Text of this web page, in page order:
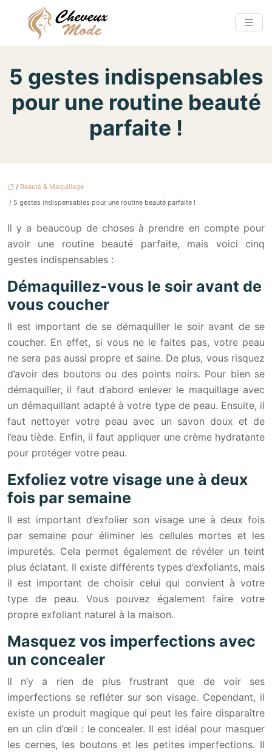
5 gestes indispensables
pour une routine beauté
parfaite !
/ Beauté & Maquillage
/ 5 gestes indispensables pour une routine beauté parfaite !
Il y a beaucoup de choses à prendre en compte pour
avoir une routine beauté parfaite, mais voici cinq
gestes indispensables :
Démaquillez-vous le soir avant de
vous coucher
Il est important de se démaquiller le soir avant de se
coucher. En effet, si vous ne le faites pas, votre peau
ne sera pas aussi propre et saine. De plus, vous risquez
d’avoir des boutons ou des points noirs. Pour bien se
démaquiller, il faut d’abord enlever le maquillage avec
un démaquillant adapté à votre type de peau. Ensuite, il
faut nettoyer votre peau avec un savon doux et de
l’eau tiède. Enfin, il faut appliquer une crème hydratante
pour protéger votre peau.
Exfoliez votre visage une à deux
fois par semaine
Il est important d’exfolier son visage une à deux fois
par semaine pour éliminer les cellules mortes et les
impuretés. Cela permet également de révéler un teint
plus éclatant. Il existe différents types d’exfoliants, mais
il est important de choisir celui qui convient à votre
type de peau. Vous pouvez également faire votre
propre exfoliant naturel à la maison.
Masquez vos imperfections avec
un concealer
Il n’y a rien de plus frustrant que de voir ses
imperfections se refléter sur son visage. Cependant, il
existe un produit magique qui peut les faire disparaître
en un clin d’œil : le concealer. Il est idéal pour masquer
les cernes, les boutons et les petites imperfections. Il